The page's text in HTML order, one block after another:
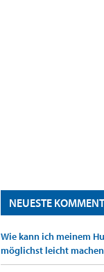
NEUESTE
Wie kann ich meinem
möglichst leicht